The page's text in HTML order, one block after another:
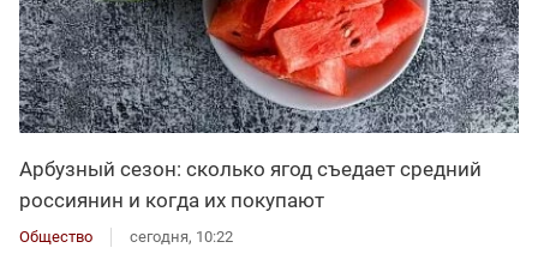
Арбузный сезон: сколько ягод съедает средний
россиянин и когда их покупают
Общество сегодня, 10:22